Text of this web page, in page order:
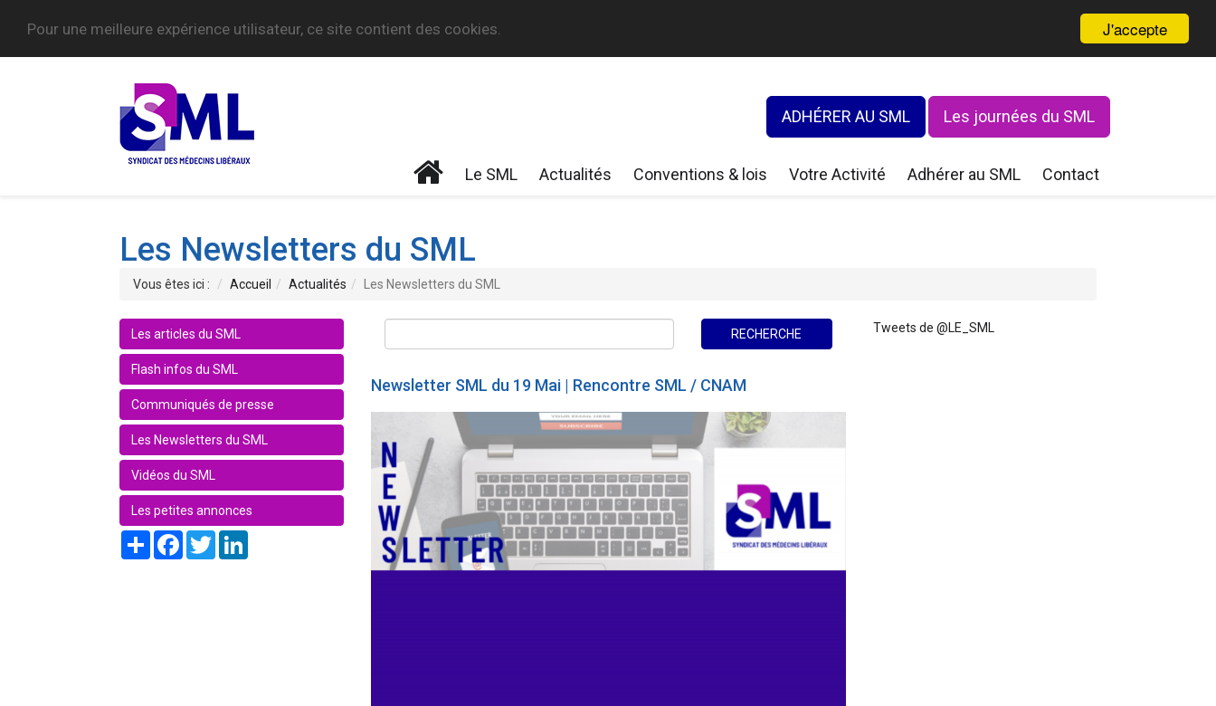
J'accepte
Pour une meilleure expérience utilisateur, ce site contient des cookies.
ADHÉRER AU SML Les journées du SML
Le SML Actualités Conventions & lois Votre Activité Adhérer au SML Contact
Les Newsletters du SML
Vous êtes ici : Accueil Actualités Les Newsletters du SML
Les articles du SML
Flash infos du SML
Communiqués de presse
Les Newsletters du SML
Vidéos du SML
Les petites annonces
Share FacebookTwitter
Newsletter SML du 19 Mai | Rencontre SML / CNAM
Tweets de @LE_SML